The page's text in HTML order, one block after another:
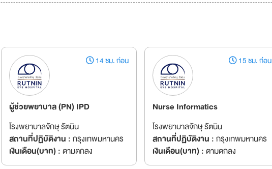
14 ชม. ก่อน
ผู้ช่วยพยาบาล (PN) IPD
โรงพยาบาลจักษุ รัตนิน
สถานที่ปฏิบัติงาน :กรุงเทพมหานคร
เงินเดือน(บาท) :ตามตกลง
15 ชม. ก่อน
Nurse Informatics
โรงพยาบาลจักษุ รัตนิน
สถานที่ปฏิบัติงาน :กรุงเทพมหานคร
เงินเดือน(บาท) :ตามตกลง